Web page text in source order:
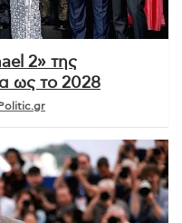
2» της
ως το 2028